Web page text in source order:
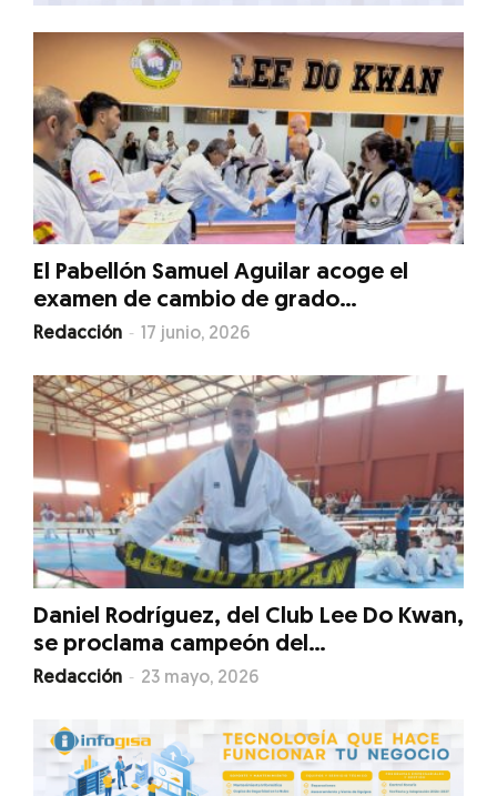
El Pabellón Samuel Aguilar acoge el
examen de cambio de grado...
Redacción - 17 junio, 2026
Daniel Rodríguez, del Club Lee Do Kwan,
se proclama campeón del...
Redacción - 23 mayo, 2026